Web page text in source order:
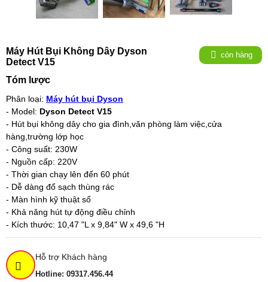
Máy Hút Bụi Không Dây Dyson
Detect V15
còn hàng
Tóm lược
Phân loại: Máy hút bụi Dyson
- Model: Dyson Detect V15
- Hút bụi không dây cho gia đình,văn phòng làm việc,cửa
hàng,trường lớp học
- Công suất: 230W
- Nguồn cấp: 220V
- Thời gian chạy lên đến 60 phút
- Dễ dàng đổ sạch thùng rác
- Màn hình kỹ thuật số
- Khả năng hút tự động điều chỉnh
- Kích thước: 10,47 "L x 9,84" W x 49,6 "H
Hỗ trợ Khách hàng
Hotline: 09317.456.44